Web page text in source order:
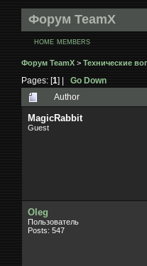
Форум TeamX
HOME MEMBERS
Форум TeamX > Технические
Pages: [1] | Go Down
Author
MagicRabbit
Guest
Oleg
Пользователь
Posts: 547